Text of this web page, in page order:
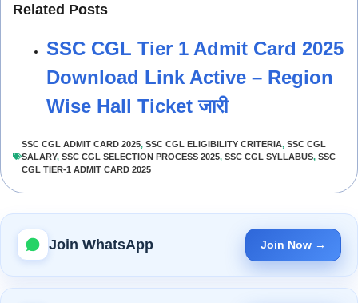
Related Posts
SSC CGL Tier 1 Admit Card 2025
Download Link Active – Region
Wise Hall Ticket जारी
SSC CGL ADMIT CARD 2025, SSC CGL ELIGIBILITY CRITERIA, SSC CGL
SALARY, SSC CGL SELECTION PROCESS 2025, SSC CGL SYLLABUS, SSC
CGL TIER-1 ADMIT CARD 2025
Join WhatsApp Join Now →